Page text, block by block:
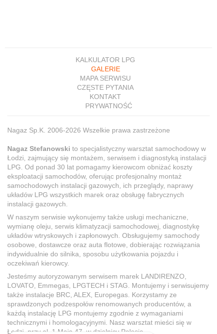
KALKULATOR LPG
GALERIE
MAPA SERWISU
CZĘSTE PYTANIA
KONTAKT
PRYWATNOŚĆ
Nagaz Sp.K. 2006-2026 Wszelkie prawa zastrzeżone
Nagaz Stefanowski to specjalistyczny warsztat samochodowy w
Łodzi, zajmujący się montażem, serwisem i diagnostyką instalacji
LPG. Od ponad 30 lat pomagamy kierowcom obniżać koszty
eksploatacji samochodów, oferując profesjonalny montaż
samochodowych instalacji gazowych, ich przeglądy, naprawy
układów LPG wszystkich marek oraz obsługę fabrycznych
instalacji gazowych.
W naszym serwisie wykonujemy także usługi mechaniczne,
wymianę oleju, serwis klimatyzacji samochodowej, diagnostykę
układów wtryskowych i zapłonowych. Obsługujemy samochody
osobowe, dostawcze oraz auta flotowe, dobierając rozwiązania
indywidualnie do silnika, sposobu użytkowania pojazdu i
oczekiwań kierowcy.
Jesteśmy autoryzowanym serwisem marek LANDIRENZO,
LOVATO, Emmegas, LPGTECH i STAG. Montujemy i serwisujemy
także instalacje BRC, ALEX, Europegas. Korzystamy ze
sprawdzonych podzespołów renomowanych producentów, a
każdą instalację LPG montujemy zgodnie z wymaganiami
technicznymi i homologacyjnymi. Nasz warsztat mieści się w
Łodzi, przy al. 1 Maja 47, w dzielnicy Polesie.